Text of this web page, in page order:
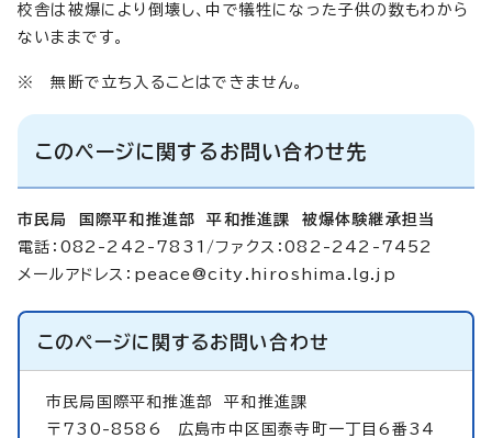
校舎は被爆により倒壊し、中で犠牲になった子供の数もわから
ないままです。
※ 無断で立ち入ることはできません。
このページに関するお問い合わせ先
市民局 国際平和推進部 平和推進課 被爆体験継承担当
電話：082-242-7831/ファクス：082-242-7452
メールアドレス： peace@city.hiroshima.lg.jp
このページに関するお問い合わせ
市民局国際平和推進部平和推進課
〒730-8586 広島市中区国泰寺町一丁目6番34